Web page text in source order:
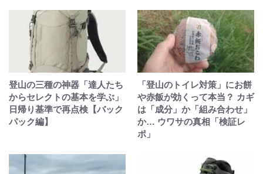
登山の三種の神器「達人たち
からセレクトの基本を学ぶ」
日帰り基準で再点検【バック
パック編】
「登山のトイレ対策」にお餅
や赤飯が効くって本当？ カギ
は「成分」か「組み合わせ」
か… ウワサの真相「検証レ
ポ」